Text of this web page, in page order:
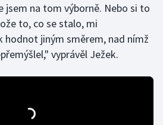
jsem na tom výborně. Nebo si to
to, co se stalo, mi
hodnot jiným směrem, nad nímž
vyprávěl Ježek.